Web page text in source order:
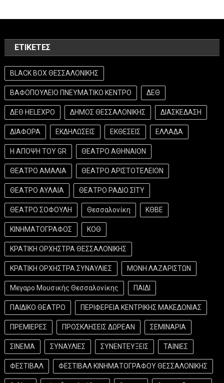
ΕΤΙΚΈΤΕΣ
BLACK BOX ΘΕΣΣΑΛΟΝΙΚΗΣ
ΒΑΦΟΠΟΥΛΕΙΟ ΠΝΕΥΜΑΤΙΚΟ ΚΕΝΤΡΟ ΔΕΘ
ΔΕΘ HELEXPO ΔΗΜΟΣ ΘΕΣΣΑΛΟΝΙΚΗΣ ΔΙΑΣΚΕΔΑΣΗ
ΔΙΑΦΟΡΑ ΕΚΔΗΛΩΣΕΙΣ ΕΚΘΕΣΕΙΣ ΕΛΛΑΔΑ
Η ΑΠΟΨΗ ΤΟΥ GR ΘΕΑΤΡΟ ΑΘΗΝΑΙΟΝ
ΘΕΑΤΡΟ ΑΜΑΛΙΑ ΘΕΑΤΡΟ ΑΡΙΣΤΟΤΕΛΕΙΟΝ
ΘΕΑΤΡΟ ΑΥΛΑΙΑ ΘΕΑΤΡΟ ΡΑΔΙΟ ΣΙΤΥ
ΘΕΑΤΡΟ ΣΟΦΟΥΛΗ Θεσσαλονίκη ΚΘΒΕ
ΚΙΝΗΜΑΤΟΓΡΑΦΟΣ ΚΟΘ
ΚΡΑΤΙΚΗ ΟΡΧΗΣΤΡΑ ΘΕΣΣΑΛΟΝΙΚΗΣ
ΚΡΑΤΙΚΗ ΟΡΧΗΣΤΡΑ ΣΥΝΑΥΛΙΕΣ ΜΟΝΗ ΛΑΖΑΡΙΣΤΩΝ
Μεγαρο Μουσικής Θεσσαλονίκης ΠΑΙΔΙ
ΠΑΙΔΙΚΟ ΘΕΑΤΡΟ ΠΕΡΙΦΕΡΕΙΑ ΚΕΝΤΡΙΚΗΣ ΜΑΚΕΔΟΝΙΑΣ
ΠΡΕΜΙΕΡΕΣ ΠΡΟΣΚΛΗΣΕΙΣ ΔΩΡΕΑΝ ΣΕΜΙΝΑΡΙΑ
ΣΙΝΕΜΑ ΣΥΝΑΥΛΙΕΣ ΣΥΝΕΝΤΕΥΞΕΙΣ ΤΑΙΝΙΕΣ
ΦΕΣΤΙΒΑΛ ΦΕΣΤΙΒΑΛ ΚΙΝΗΜΑΤΟΓΡΑΦΟΥ ΘΕΣΣΑΛΟΝΙΚΗΣ